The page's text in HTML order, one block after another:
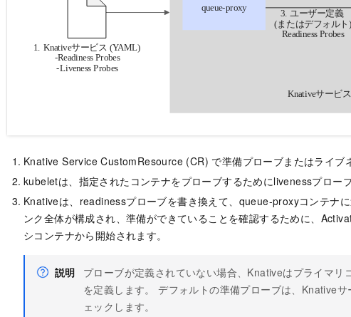
Knative Service CustomResource (CR) で準備プローブまたはライブ
kubeletは、指定されたコンテナをプローブするためにlivenessプローブ
Knativeは、readinessプローブを書き換えて、queue-proxyコンテナ
ンク全体が構成され、準備ができていることを確認するために、
シコンテナから開始されます。
説明
プローブが定義されていない場合、Knativeはプライマリ
を定義します。 デフォルトの準備プローブは、Knative
ェックします。